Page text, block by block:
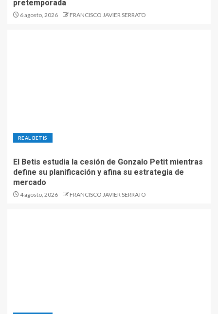
pretemporada
6 agosto, 2026 FRANCISCO JAVIER SERRATO
REAL BETIS
El Betis estudia la cesión de Gonzalo Petit mientras
define su planificación y afina su estrategia de
mercado
4 agosto, 2026 FRANCISCO JAVIER SERRATO